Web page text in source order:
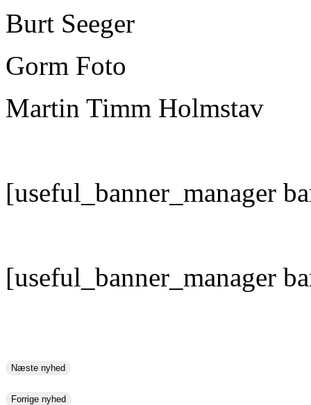
Burt Seeger
Gorm Foto
Martin Timm Holmstav
[useful_banner_manager
[useful_banner_manager
Næste nyhed
Forrige nyhed